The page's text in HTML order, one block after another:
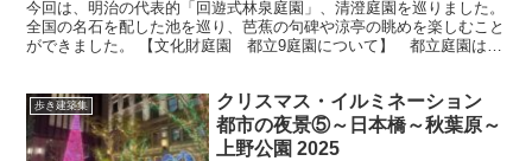
今回は、明治の代表的「回遊式林泉庭園」、清澄庭園を巡りました。
全国の名石を配した池を巡り、芭蕉の句碑や涼亭の眺めを楽しむこと
ができました。 【文化財庭園 都立9庭園について】 都立庭園は、
歩き建築集
クリスマス・イルミネーション
都市の夜景⑤～日本橋～秋葉原～
上野公園 2025